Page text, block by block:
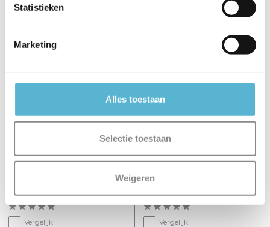
Statistieken
Marketing
Alles toestaan
Selectie toestaan
Weigeren
lichts Vide Ø 50 cm amber-
Vergelijk
lichts L 108 cm amber-
Vergelijk